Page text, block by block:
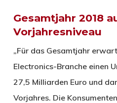
Gesamtjahr 2018
Vorjahresniveau
„Für das Gesamtjahr
Electronics-Branche einen
27,5 Milliarden Euro und
Vorjahres. Die